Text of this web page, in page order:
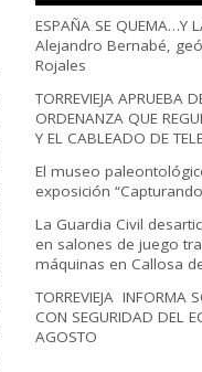
ESPAÑA SE QUEMA…Y
Alejandro Bernabé,
Rojales
TORREVIEJA APRUEBA
ORDENANZA QUE
Y EL CABLEADO DE
El museo
exposición
La Guardia Civil
en salones de juego
máquinas en Callosa
TORREVIEJA INFORMA
CON SEGURIDAD DEL
AGOSTO